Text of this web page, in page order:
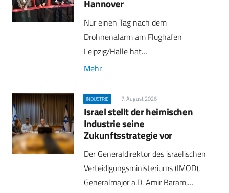
Hannover
Nur einen Tag nach dem
Drohnenalarm am Flughafen
Leipzig/Halle hat…
Mehr
INDUSTRIE 7. August 2026
Israel stellt der heimischen
Industrie seine
Zukunftsstrategie vor
Der Generaldirektor des israelischen
Verteidigungsministeriums (IMOD),
Generalmajor a.D. Amir Baram,…